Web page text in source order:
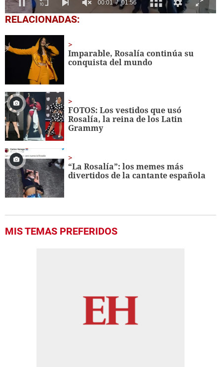
0
seconds
minute,
seconds
RELACIONADAS:
Imparable, Rosalía continúa su
conquista del mundo
FOTOS: Los vestidos que usó
Rosalía, la reina de los Latin
Grammy
“La Rosalía”: los memes más
divertidos de la cantante española
MIS TEMAS PREFERIDOS